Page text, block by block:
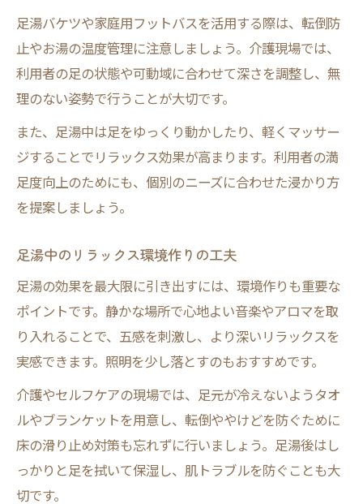
足湯バケツや家庭用フットバスを活用する際は、転倒防
止やお湯の温度管理に注意しましょう。介護現場では、
利用者の足の状態や可動域に合わせて深さを調整し、無
理のない姿勢で行うことが大切です。
また、足湯中は足をゆっくり動かしたり、軽くマッサー
ジすることでリラックス効果が高まります。利用者の満
足度向上のためにも、個別のニーズに合わせた浸かり方
を提案しましょう。
足湯中のリラックス環境作りの工夫
足湯の効果を最大限に引き出すには、環境作りも重要な
ポイントです。静かな場所で心地よい音楽やアロマを取
り入れることで、五感を刺激し、より深いリラックスを
実感できます。照明を少し落とすのもおすすめです。
介護やセルフケアの現場では、足元が冷えないようタオ
ルやブランケットを用意し、転倒ややけどを防ぐために
床の滑り止め対策も忘れずに行いましょう。足湯後はし
っかりと足を拭いて保湿し、肌トラブルを防ぐことも大
切です。